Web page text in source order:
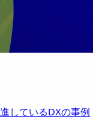
しているDXの事例